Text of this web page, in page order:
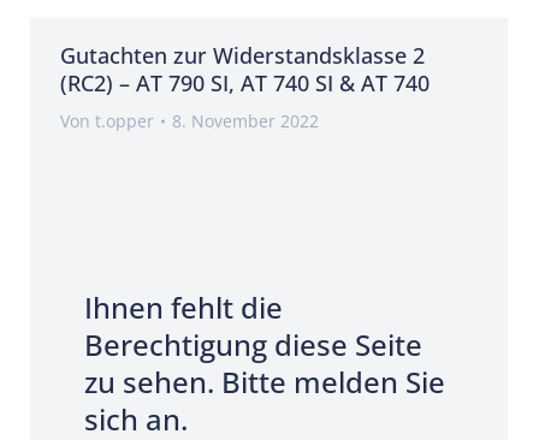
Gutachten zur Widerstandsklasse 2
(RC2) – AT 790 SI, AT 740 SI & AT 740
Von t.opper 8. November 2022
Ihnen fehlt die
Berechtigung diese Seite
zu sehen. Bitte melden Sie
sich an.